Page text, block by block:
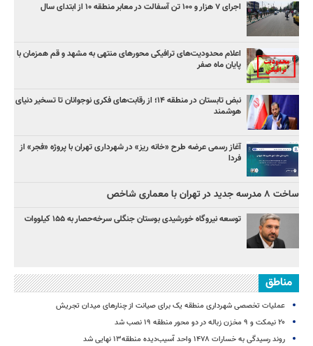
اجرای ۷ هزار و ۱۰۰ تن آسفالت در معابر منطقه ۱۰ از ابتدای سال
اعلام محدودیت‌های ترافیکی محورهای منتهی به مشهد و قم همزمان با
پایان ماه صفر
نبض تابستان در منطقه ۱۴؛ از رقابت‌های فکری نوجوانان تا تسخیر دنیای
هوشمند
آغاز رسمی عرضه طرح «خانه ریز» در شهرداری تهران با پروژه «فجر» از
فردا
ساخت ۸ مدرسه جدید در تهران با معماری شاخص
توسعه نیروگاه خورشیدی بوستان جنگلی سرخه‌حصار به ۱۵۵ کیلووات
مناطق
عملیات تخصصی شهرداری منطقه یک برای صیانت از چنارهای میدان تجریش
۲۰ نیمکت و ۹ مخزن زباله در دو محور منطقه ۱۹ نصب شد
روند رسیدگی به خسارات ۱۴۷۸ واحد آسیب‌دیده منطقه۱۳ نهایی شد